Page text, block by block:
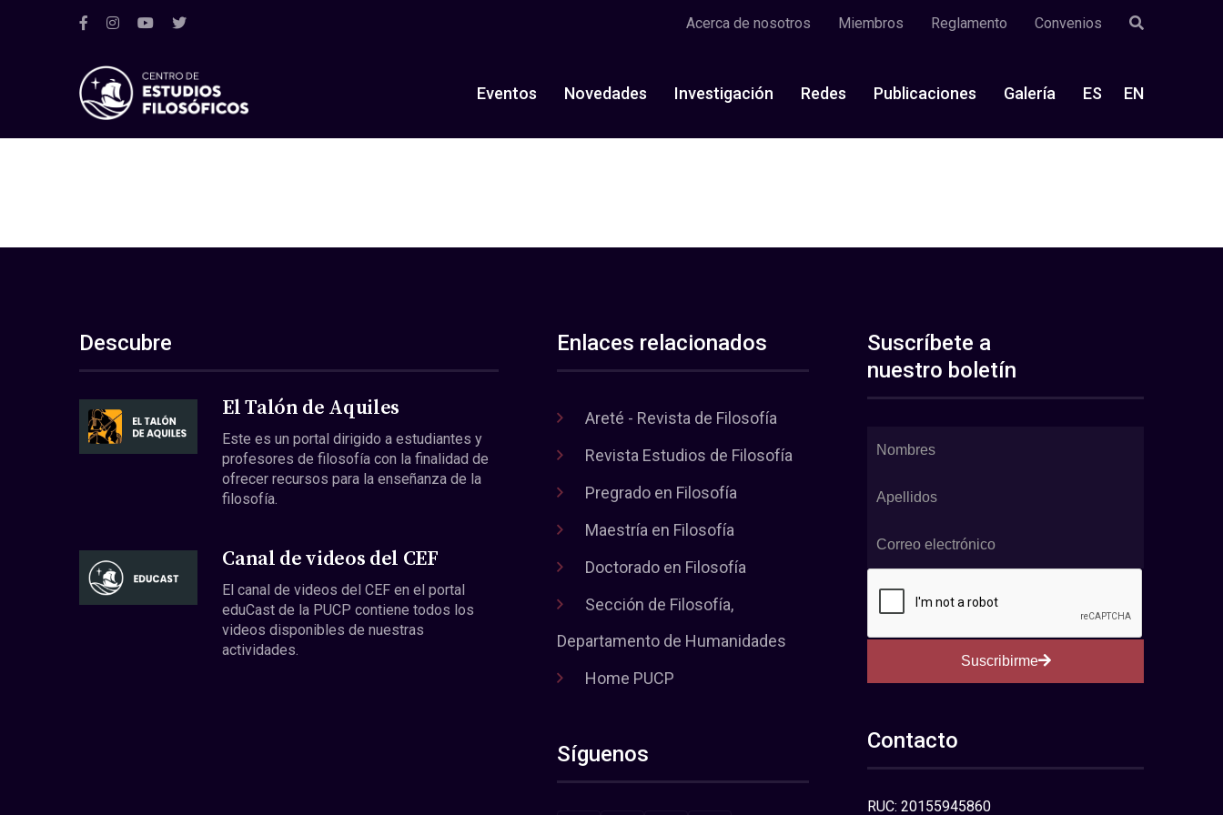
Acerca de nosotros Miembros Reglamento Convenios
Eventos Novedades Investigación Redes Publicaciones Galería ES EN
Descubre
El Talón de Aquiles
Este es un portal dirigido a estudiantes y
profesores de filosofía con la finalidad de
ofrecer recursos para la enseñanza de la
filosofía.
Canal de videos del CEF
El canal de videos del CEF en el portal
eduCast de la PUCP contiene todos los
videos disponibles de nuestras
actividades.
Enlaces relacionados
Areté - Revista de Filosofía
Revista Estudios de Filosofía
Pregrado en Filosofía
Maestría en Filosofía
Doctorado en Filosofía
Sección de Filosofía,
Departamento de Humanidades
Home PUCP
Síguenos
Suscríbete a
nuestro boletín
Suscribirme
Contacto
RUC: 20155945860